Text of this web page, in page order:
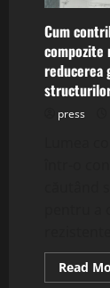
Cum
compozite
press
Read